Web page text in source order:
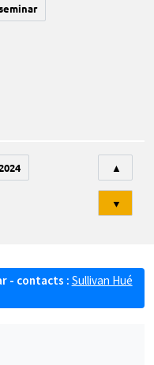
▲
▼
- contacts : Sullivan Hué